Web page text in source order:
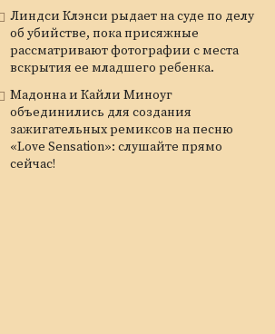
Линдси Клэнси рыдает на суде по делу
об убийстве, пока присяжные
рассматривают фотографии с места
вскрытия ее младшего ребенка.
Мадонна и Кайли Миноуг
объединились для создания
зажигательных ремиксов на песню
«Love Sensation»: слушайте прямо
сейчас!